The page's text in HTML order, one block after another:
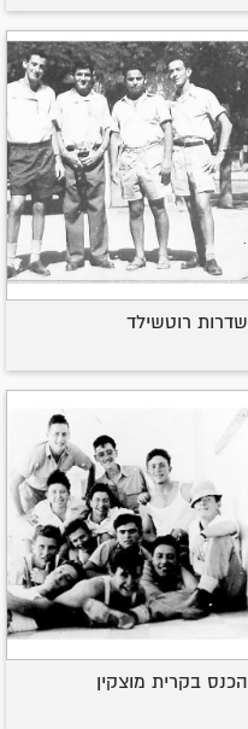
שדרות רוטשילד
הכנס בקרית מוצקין